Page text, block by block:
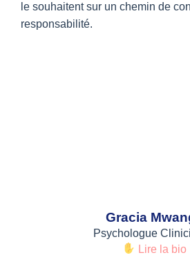
le souhaitent sur un chemin de
responsabilité.
Gracia
Psychologue
Lire la bio